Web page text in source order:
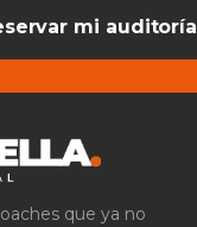
mi auditoría
que ya no